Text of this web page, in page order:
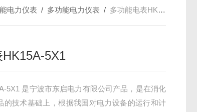
电力仪表 / 多功能电力仪表 / 多功能电表HK15A-5X1
5X1
5X1 是宁波市东启电力有限公司产品，是在消化
的技术基础上，根据我国对电力设备的运行和计